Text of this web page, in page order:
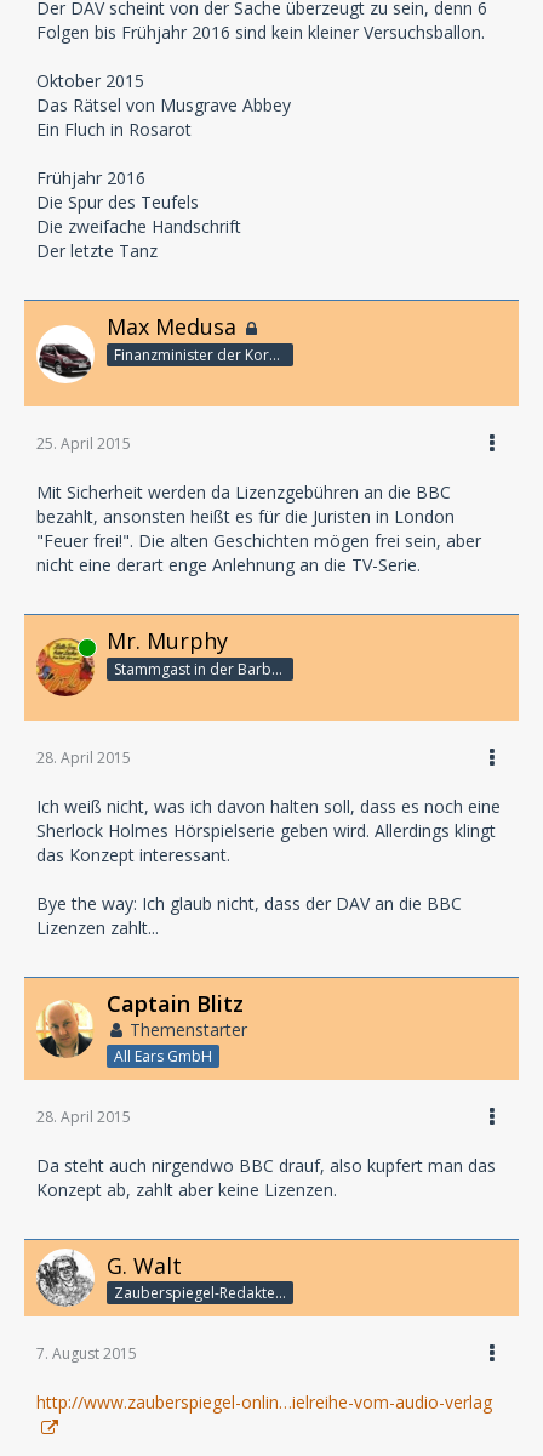
Der DAV scheint von der Sache überzeugt zu sein, denn 6
Folgen bis Frühjahr 2016 sind kein kleiner Versuchsballon.
Oktober 2015
Das Rätsel von Musgrave Abbey
Ein Fluch in Rosarot
Frühjahr 2016
Die Spur des Teufels
Die zweifache Handschrift
Der letzte Tanz
Max Medusa
Finanzminister der Korporation
25. April 2015
Mit Sicherheit werden da Lizenzgebühren an die BBC
bezahlt, ansonsten heißt es für die Juristen in London
"Feuer frei!". Die alten Geschichten mögen frei sein, aber
nicht eine derart enge Anlehnung an die TV-Serie.
Online Mr. Murphy
Stammgast in der Barbarabar
28. April 2015
Ich weiß nicht, was ich davon halten soll, dass es noch eine
Sherlock Holmes Hörspielserie geben wird. Allerdings klingt
das Konzept interessant.
Bye the way: Ich glaub nicht, dass der DAV an die BBC
Lizenzen zahlt...
Captain Blitz
Themenstarter
All Ears GmbH
28. April 2015
Da steht auch nirgendwo BBC drauf, also kupfert man das
Konzept ab, zahlt aber keine Lizenzen.
G. Walt
Zauberspiegel-Redakteur
7. August 2015
http://www.zauberspiegel-onlin…ielreihe-vom-audio-verlag